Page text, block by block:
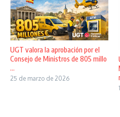
UGT valora la aprobación por el
Consejo de Ministros de 805 millo
...
25 de marzo de 2026